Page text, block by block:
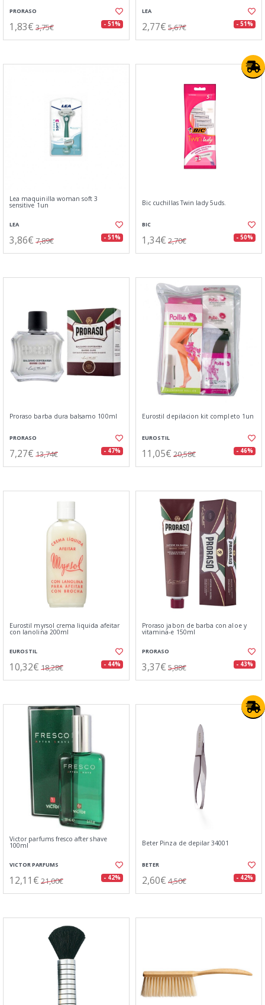
PRORASO
1,83€ 3,75€ - 51%
LEA
2,77€ 5,67€ - 51%
Lea maquinilla woman soft 3
sensitive 1un
LEA
3,86€ 7,89€ - 51%
Bic cuchillas Twin lady 5uds.
BIC
1,34€ 2,70€ - 50%
Proraso barba dura balsamo 100ml
PRORASO
7,27€ 13,74€ - 47%
Eurostil depilacion kit completo 1un
EUROSTIL
11,05€ 20,58€ - 46%
Eurostil myrsol crema liquida afeitar
con lanolina 200ml
EUROSTIL
10,32€ 18,28€ - 44%
Proraso jabon de barba con aloe y
vitamina-e 150ml
PRORASO
3,37€ 5,88€ - 43%
Victor parfums fresco after shave
100ml
VICTOR PARFUMS
12,11€ 21,00€ - 42%
Beter Pinza de depilar 34001
BETER
2,60€ 4,50€ - 42%